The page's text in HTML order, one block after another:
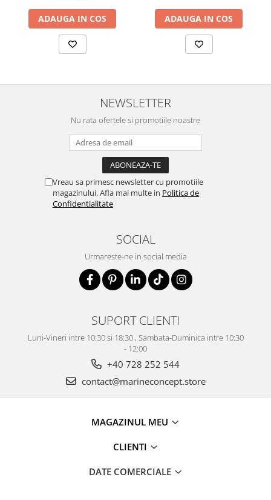
ADAUGA IN COS ADAUGA IN COS
NEWSLETTER
Nu rata ofertele si promotiile noastre
Vreau sa primesc newsletter cu promotiile
magazinului. Afla mai multe in Politica de
Confidentialitate
SOCIAL
Urmareste-ne in social media
SUPORT CLIENTI
Luni-Vineri intre 10:30 si 18:30 , Sambata-Duminica intre 10:30
- 12:00
+40 728 252 544
contact@marineconcept.store
MAGAZINUL MEU
CLIENTI
DATE COMERCIALE